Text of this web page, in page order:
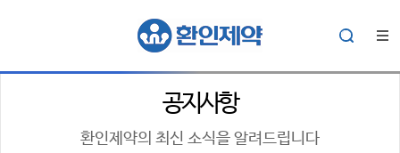
공지사항
환인제약의 최신 소식을 알려드립니다